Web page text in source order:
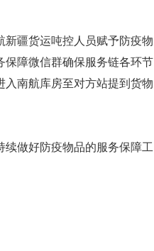
新疆货运吨控人员赋予防疫物
保障微信群确保服务链各环节
南航库房至对方站提到货物
做好防疫物品的服务保障工